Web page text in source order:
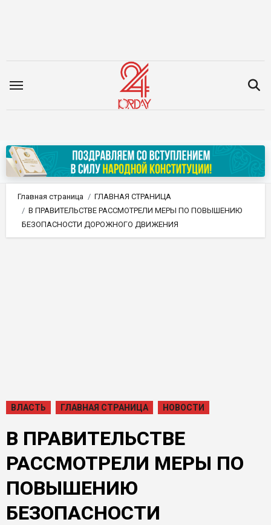
Главная страница
ГЛАВНАЯ СТРАНИЦА
В ПРАВИТЕЛЬСТВЕ РАССМОТРЕЛИ МЕРЫ ПО ПОВЫШЕНИЮ
БЕЗОПАСНОСТИ ДОРОЖНОГО ДВИЖЕНИЯ
ВЛАСТЬ ГЛАВНАЯ СТРАНИЦА НОВОСТИ
В ПРАВИТЕЛЬСТВЕ
РАССМОТРЕЛИ МЕРЫ ПО
ПОВЫШЕНИЮ
БЕЗОПАСНОСТИ